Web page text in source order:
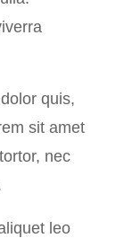
quis,
sit amet
nec
leo